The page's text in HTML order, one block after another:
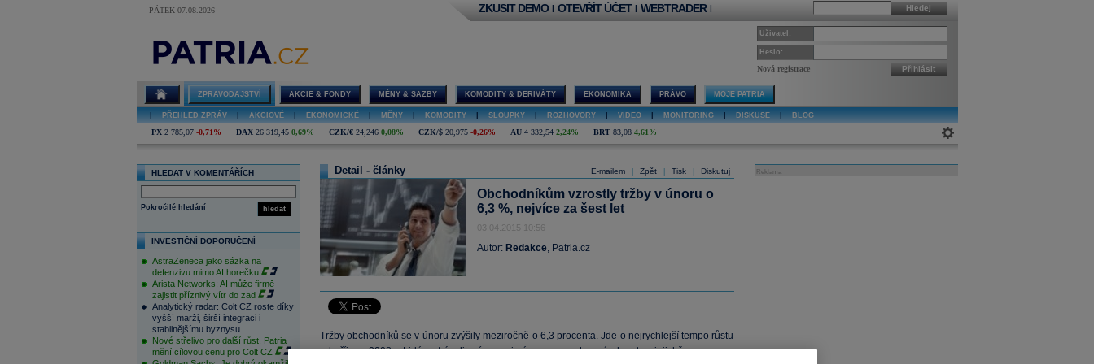
PÁTEK 07.08.2026 Hledej
ZKUSIT DEMO | OTEVŘÍT ÚČET | WEBTRADER |
Uživatel:
Heslo:
Nová registrace Přihlásit
ZPRAVODAJSTVÍ AKCIE & FONDY MĚNY & SAZBY KOMODITY & DERIVÁTY EKONOMIKA PRÁVO MOJE PATRIA
PŘEHLED ZPRÁV AKCIOVÉ EKONOMICKÉ MĚNY KOMODITY SLOUPKY ROZHOVORY VIDEO MONITORING DISKUSE BLOG
PX 2 785,07 -0,71% DAX 26 319,45 0,69% CZK/€ 24,246 0,08% CZK/$ 20,975 -0,26% AU 4 332,54 2,24% BRT 83,08 4,61%
HLEDAT V KOMENTÁŘÍCH
hledat
Pokročilé hledání
INVESTIČNÍ DOPORUČENÍ
AstraZeneca jako sázka na
defenzivu mimo AI horečku
Arista Networks: AI může firmě
zajistit příznivý vítr do zad
Analytický radar: Colt CZ roste díky
vyšší marži, širší integraci i
stabilnějšímu byznysu
Nové střelivo pro další růst. Patria
mění cílovou cenu pro Colt CZ
E-mailem Zpět Tisk Diskutuj
Detail - články
Obchodníkům vzrostly tržby v únoru o
6,3 %, nejvíce za šest let
03.04.2015 10:56
Autor: Redakce, Patria.cz
Tržbyobchodníků se v únoru zvýšily meziročně o 6,3 procenta. Jde o nejrychlejší tempo růstu
od října 2008. Lidé utráceli více zejména za pohonné hmoty, jejichž ceny po
Reklama